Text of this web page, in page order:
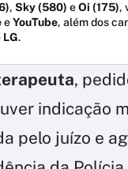
, Sky (580) eOi (175),
eYouTube, além dos
LG.
,
indicação
pelo juízo e